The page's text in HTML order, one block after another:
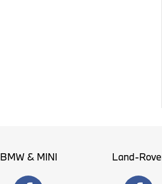
BMW & MINI Land-